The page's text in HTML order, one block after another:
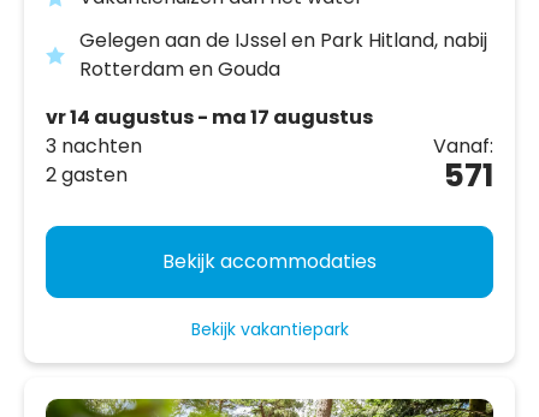
Gelegen aan de IJssel en Park Hitland, nabij
Rotterdam en Gouda
vr 14 augustus - ma 17 augustus
3 nachten
2 gasten
Vanaf:
571
Bekijk accommodaties
Bekijk vakantiepark